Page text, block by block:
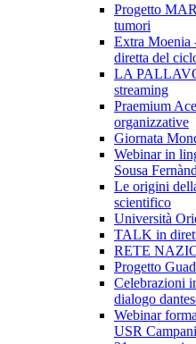
Progetto
tumori
Extra Moenia
diretta del
LA
streaming
Praemium
organizzative
Giornata
Webinar in
Sousa
Le origini
scientifico
Università
TALK in
RETE
Progetto
Celebrazioni
dialogo
Webinar
USR